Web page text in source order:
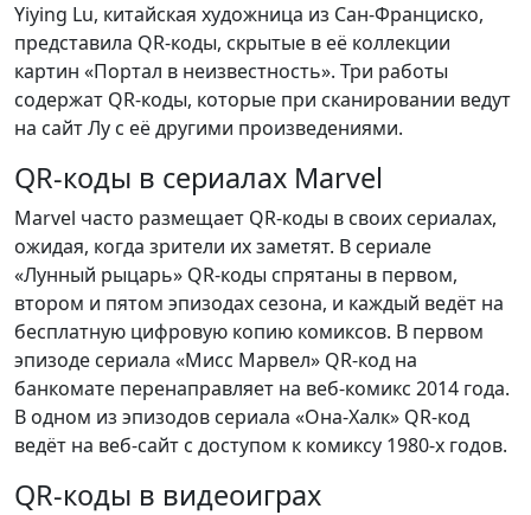
Yiying Lu, китайская художница из Сан-Франциско,
представила QR-коды, скрытые в её коллекции
картин «Портал в неизвестность». Три работы
содержат QR-коды, которые при сканировании ведут
на сайт Лу с её другими произведениями.
QR-коды в сериалах Marvel
Marvel часто размещает QR-коды в своих сериалах,
ожидая, когда зрители их заметят. В сериале
«Лунный рыцарь» QR-коды спрятаны в первом,
втором и пятом эпизодах сезона, и каждый ведёт на
бесплатную цифровую копию комиксов. В первом
эпизоде сериала «Мисс Марвел» QR-код на
банкомате перенаправляет на веб-комикс 2014 года.
В одном из эпизодов сериала «Она-Халк» QR-код
ведёт на веб-сайт с доступом к комиксу 1980-х годов.
QR-коды в видеоиграх